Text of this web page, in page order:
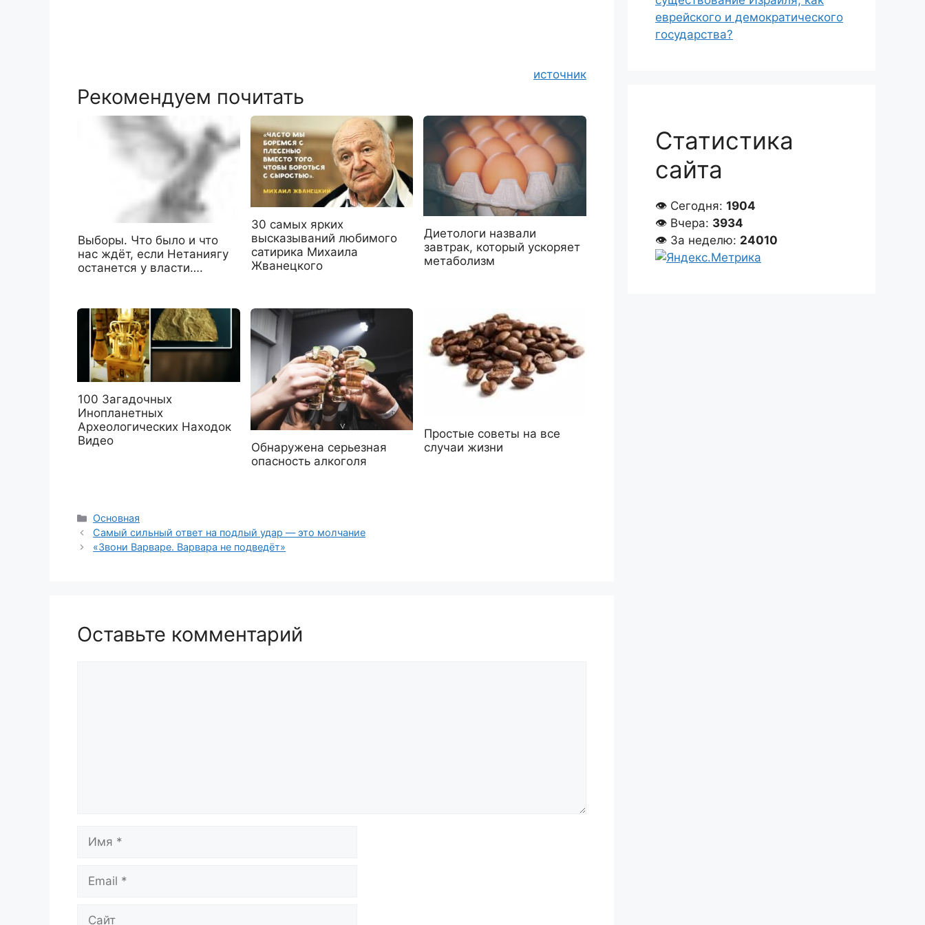
источник
Рекомендуем почитать
Выборы. Что было и что
нас ждёт, если Нетаниягу
останется у власти….
30 cамых ярких
высказываний любимого
сатирика Михаила
Жванецкого
Диетологи назвали
завтрак, который ускоряет
метаболизм
100 Загадочных
Инопланетных
Археологических Находок
Видео
Обнаружена серьезная
опасность алкоголя
Простые советы на все
случаи жизни
Рубрики
Основная
Самый сильный ответ на подлый удар — это молчание
«Звони Варваре. Варвара не подведёт»
Оставьте комментарий
Имя
Email
Сайт
еврейского и демократического
государства?
Статистика
сайта
👁 Сегодня: 1904
👁 Вчера: 3934
👁 За неделю: 24010